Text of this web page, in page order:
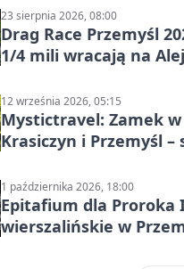
23 sierpnia 2026, 08:00
Drag Race Przemyśl
1/4 mili wracają na
12 września 2026, 05:15
Mystictravel: Zamek w
Krasiczyn i Przemyśl –
1 października 2026, 18:00
Epitafium dla Proroka
wierszalińskie w